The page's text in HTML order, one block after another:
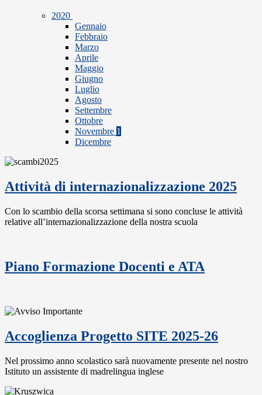
2020
Gennaio
Febbraio
Marzo
Aprile
Maggio
Giugno
Luglio
Agosto
Settembre
Ottobre
Novembre 1
Dicembre
Attività di internazionalizzazione 2025
Con lo scambio della scorsa settimana si sono concluse le attività
relative all’internazionalizzazione della nostra scuola
Piano Formazione Docenti e ATA
Accoglienza Progetto SITE 2025-26
Nel prossimo anno scolastico sarà nuovamente presente nel nostro
Istituto un assistente di madrelingua inglese